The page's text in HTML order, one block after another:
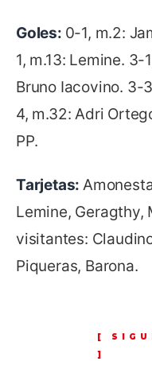
Goles: 0-1, m.2:
1, m.13: Lemine. 3-
Bruno Iacovino. 3-
4, m.32: Adri
PP.
Tarjetas:
Lemine, Geragthy,
visitantes:
Piqueras, Barona.